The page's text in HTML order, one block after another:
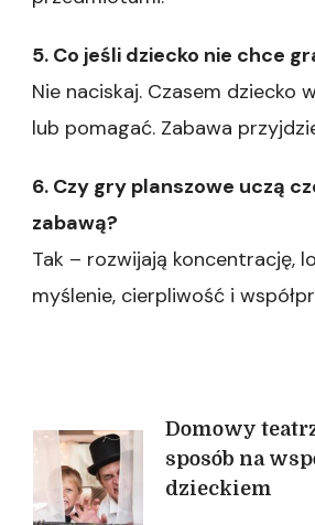
5. Co jeśli dziecko nie chce
Nie naciskaj. Czasem dziecko
lub pomagać. Zabawa
6. Czy gry planszowe uczą
zabawą?
Tak – rozwijają koncentrację,
myślenie, cierpliwość i
Nawigacja
wpisu
Domowy
sposób na
dzieckiem